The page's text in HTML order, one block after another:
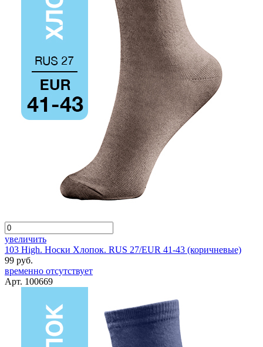
увеличить
103 High. Носки Хлопок. RUS 27/EUR 41-43 (коричневые)
99 руб.
временно отсутствует
Арт. 100669